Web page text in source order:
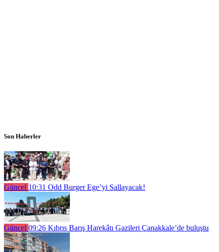
Son Haberler
Güncel 10:31 Odd Burger Ege’yi Sallayacak!
Güncel 09:26 Kıbrıs Barış Harekâtı Gazileri Çanakkale’de buluştu